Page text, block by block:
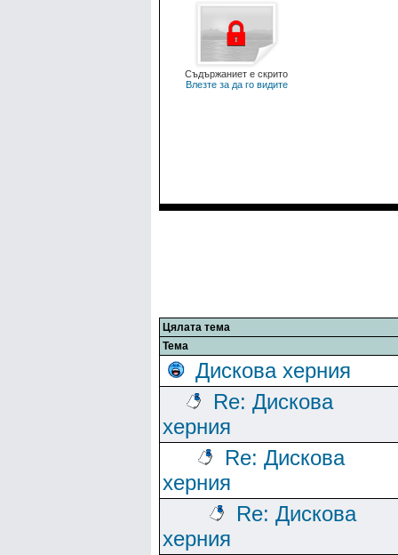
Съдържаниет е скрито
Влезте за да го видите
Цялата тема
Тема
Дискова херния
Re: Дискова
херния
Re: Дискова
херния
Re: Дискова
херния